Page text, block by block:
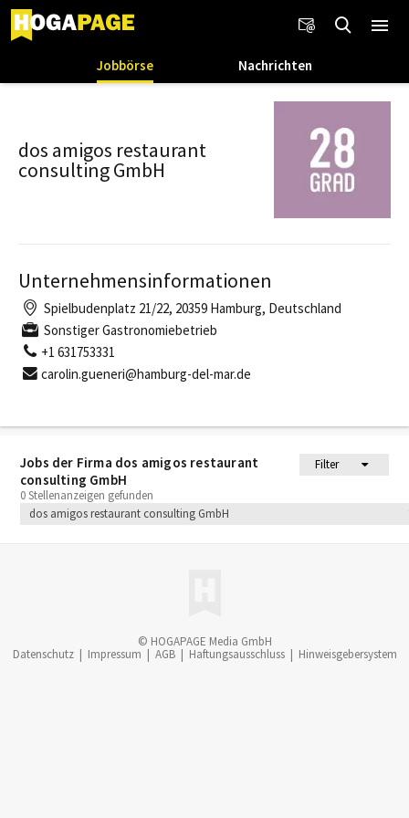
Jobbörse Nachrichten
Jobs der Firma dos amigos restaurant
consulting GmbH
Filter
0 Stellenanzeigen gefunden
dos amigos restaurant consulting GmbH
dos amigos restaurant
consulting GmbH
Unternehmensinformationen
Spielbudenplatz 21/22, 20359 Hamburg, Deutschland
Sonstiger Gastronomiebetrieb
+1 631753331
carolin.gueneri@hamburg-del-mar.de
© HOGAPAGE Media GmbH
Datenschutz | Impressum | AGB | Haftungsausschluss | Hinweisgebersystem